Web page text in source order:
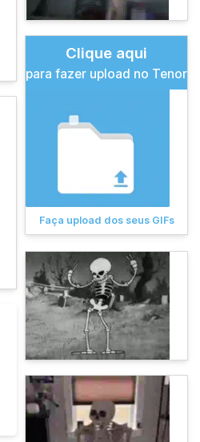
Clique aqui
para fazer upload no Tenor
Faça upload dos seus GIFs